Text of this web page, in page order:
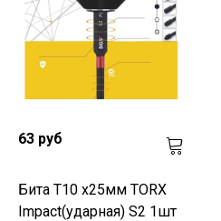
63 руб
Бита T10 х25мм TORX
Impact(ударная) S2 1шт